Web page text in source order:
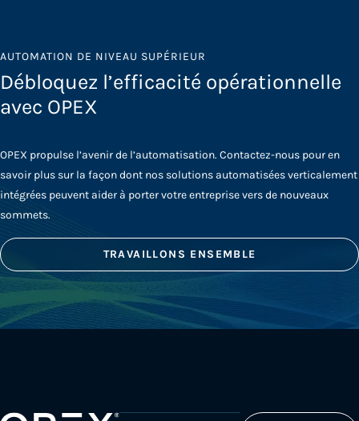
AUTOMATION DE NIVEAU SUPÉRIEUR
Débloquez l’efficacité opérationnelle
avec OPEX
OPEX propulse l’avenir de l’automatisation. Contactez-nous pour en
savoir plus sur la façon dont nos solutions automatisées verticalement
intégrées peuvent aider à porter votre entreprise vers de nouveaux
sommets.
TRAVAILLONS ENSEMBLE